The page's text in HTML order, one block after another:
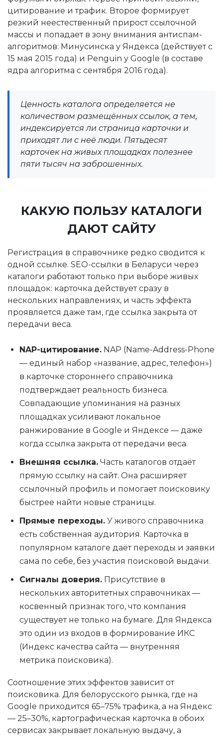
цитирование и трафик. Второе формирует
резкий неестественный прирост ссылочной
массы и попадает в зону внимания антиспам-
алгоритмов: Минусинска у Яндекса (действует с
15 мая 2015 года) и Penguin у Google (в составе
ядра алгоритма с сентября 2016 года).
Ценность каталога определяется не
количеством размещённых ссылок, а тем,
индексируется ли страница карточки и
приходят ли с неё люди. Пятьдесят
карточек на живых площадках полезнее
пяти тысяч на заброшенных.
КАКУЮ ПОЛЬЗУ КАТАЛОГИ
ДАЮТ САЙТУ
Регистрация в справочнике редко сводится к
одной ссылке. SEO-ссылки в Беларуси через
каталоги работают только при выборе живых
площадок: карточка действует сразу в
нескольких направлениях, и часть эффекта
проявляется даже там, где ссылка закрыта от
передачи веса.
NAP-цитирование. NAP (Name-Address-Phone
— единый набор «название, адрес, телефон»)
в карточке стороннего справочника
подтверждает реальность бизнеса.
Совпадающие упоминания на разных
площадках усиливают локальное
ранжирование в Google и Яндексе — даже
когда ссылка закрыта от передачи веса.
Внешняя ссылка. Часть каталогов отдаёт
прямую ссылку на сайт. Она расширяет
ссылочный профиль и помогает поисковику
быстрее найти новые страницы.
Прямые переходы. У живого справочника
есть собственная аудитория. Карточка в
популярном каталоге даёт переходы и заявки
сама по себе, без участия поисковой выдачи.
Сигналы доверия. Присутствие в
нескольких авторитетных справочниках —
косвенный признак того, что компания
существует не только на бумаге. Для Яндекса
это один из входов в формирование ИКС
(Индекс качества сайта — внутренняя
метрика поисковика).
Соотношение этих эффектов зависит от
поисковика. Для белорусского рынка, где на
Google приходится 65–75% трафика, а на Яндекс
— 25–30%, картографическая карточка в обоих
сервисах закрывает локальную выдачу, а